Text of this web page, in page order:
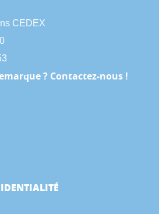
CEDEX
? Contactez-nous !